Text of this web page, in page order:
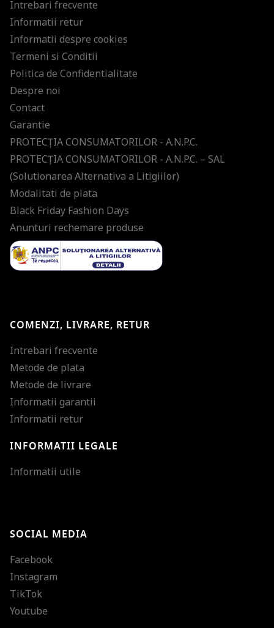
Intrebari frecvente
Informatii retur
Informatii despre cookies
Termeni si Conditii
Politica de Confidentialitate
Despre noi
Contact
Garantie
PROTECŢIA CONSUMATORILOR - A.N.P.C.
PROTECŢIA CONSUMATORILOR - A.N.P.C. – SAL
(Solutionarea Alternativa a Litigiilor)
Modalitati de plata
Black Friday Fashion Days
Anunturi rechemare produse
COMENZI, LIVRARE, RETUR
Intrebari frecvente
Metode de plata
Metode de livrare
Informatii garantii
Informatii retur
INFORMATII LEGALE
Informatii utile
SOCIAL MEDIA
Facebook
Instagram
TikTok
Youtube